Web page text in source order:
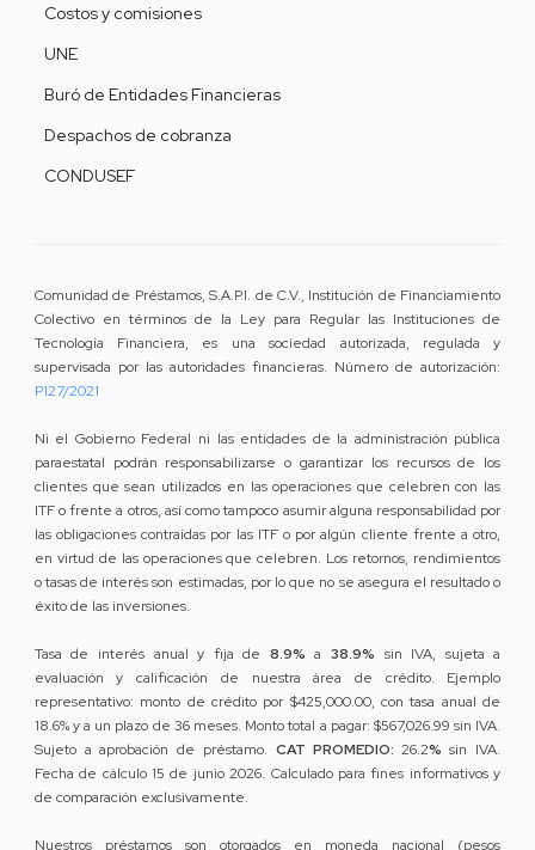
Costos y comisiones
UNE
Buró de Entidades Financieras
Despachos de cobranza
CONDUSEF
Comunidad de Préstamos, S.A.P.I. de C.V., Institución de Financiamiento
Colectivo en términos de la Ley para Regular las Instituciones de
Tecnología Financiera, es una sociedad autorizada, regulada y
supervisada por las autoridades financieras. Número de autorización:
P127/2021
Ni el Gobierno Federal ni las entidades de la administración pública
paraestatal podrán responsabilizarse o garantizar los recursos de los
clientes que sean utilizados en las operaciones que celebren con las
ITF o frente a otros, así como tampoco asumir alguna responsabilidad por
las obligaciones contraídas por las ITF o por algún cliente frente a otro,
en virtud de las operaciones que celebren. Los retornos, rendimientos
o tasas de interés son estimadas, por lo que no se asegura el resultado o
éxito de las inversiones.
Tasa de interés anual y fija de 8.9% a 38.9% sin IVA, sujeta a
evaluación y calificación de nuestra área de crédito. Ejemplo
representativo: monto de crédito por $425,000.00, con tasa anual de
18.6% y a un plazo de 36 meses. Monto total a pagar: $567,026.99 sin IVA.
Sujeto a aprobación de préstamo. CAT PROMEDIO: 26.2% sin IVA.
Fecha de cálculo 15 de junio 2026. Calculado para fines informativos y
de comparación exclusivamente.
Nuestros préstamos son otorgados en moneda nacional (pesos